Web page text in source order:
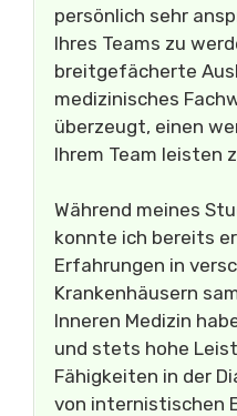
persönlich sehr
Ihres Teams zu
breitgefächerte
medizinisches
überzeugt, einen
Ihrem Team leisten
Während meines
konnte ich bereits
Erfahrungen in
Krankenhäusern
Inneren Medizin
und stets hohe
Fähigkeiten in der
von internistischen